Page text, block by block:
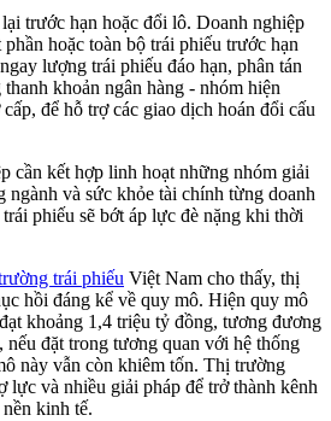
trước hạn hoặc đổi lô. Doanh nghiệp
hoặc toàn bộ trái phiếu trước hạn
lượng trái phiếu đáo hạn, phân tán
khoản ngân hàng - nhóm hiện
để hỗ trợ các giao dịch hoán đổi cấu
cần kết hợp linh hoạt những nhóm giải
ngành và sức khỏe tài chính từng doanh
phiếu sẽ bớt áp lực đè nặng khi thời
trái phiếu Việt Nam cho thấy, thị
hồi đáng kể về quy mô. Hiện quy mô
khoảng 1,4 triệu tỷ đồng, tương đương
nếu đặt trong tương quan với hệ thống
này vẫn còn khiêm tốn. Thị trường
lực và nhiều giải pháp để trở thành kênh
kinh tế.